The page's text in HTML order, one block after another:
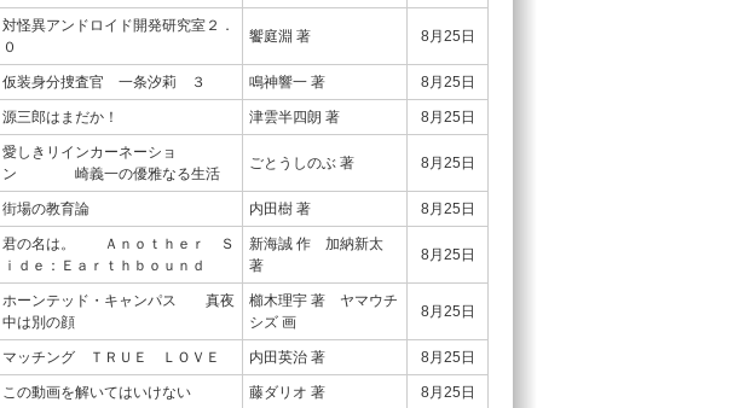
対怪異アンドロイド開発研究室２．
０
饗庭淵 著 8月25日
仮装身分捜査官 一条汐莉 ３ 鳴神響一 著 8月25日
源三郎はまだか！ 津雲半四朗 著 8月25日
愛しきリインカーネーショ
ン 崎義一の優雅なる生活
ごとうしのぶ 著 8月25日
街場の教育論 内田樹 著 8月25日
君の名は。 Ａｎｏｔｈｅｒ Ｓ
ｉｄｅ：Ｅａｒｔｈｂｏｕｎｄ
新海誠 作 加納新太
著
8月25日
ホーンテッド・キャンパス 真夜
中は別の顔
櫛木理宇 著 ヤマウチ
シズ 画
8月25日
マッチング ＴＲＵＥ ＬＯＶＥ 内田英治 著 8月25日
この動画を解いてはいけない 藤ダリオ 著 8月25日